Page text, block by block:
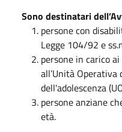
Sono destinatari
persone con
Legge 104/92 e
persone in carico
all’Unità
dell'adolescenza
persone anziane
età.